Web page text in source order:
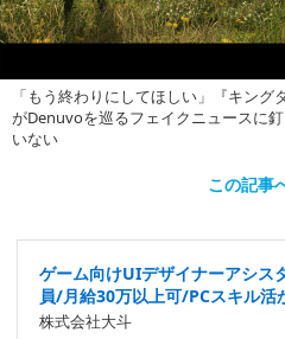
「もう終わりにしてほしい」『キン
がDenuvoを巡るフェイクニュースに
いない
この記事
ゲーム向けUIデザイナーアシス
員/月給30万以上可/PCスキル活
株式会社大斗